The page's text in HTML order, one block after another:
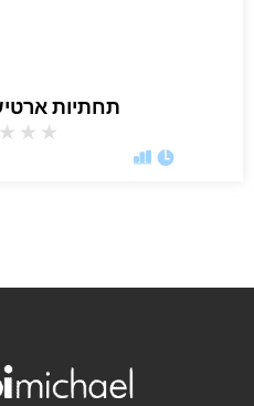
תחתיות
★
★
★